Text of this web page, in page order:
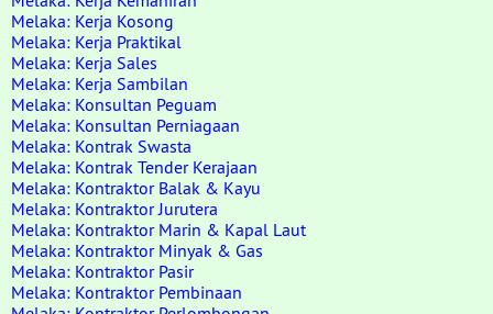
Melaka: Kerja Kosong
Melaka: Kerja Praktikal
Melaka: Kerja Sales
Melaka: Kerja Sambilan
Melaka: Konsultan Peguam
Melaka: Konsultan Perniagaan
Melaka: Kontrak Swasta
Melaka: Kontrak Tender Kerajaan
Melaka: Kontraktor Balak & Kayu
Melaka: Kontraktor Jurutera
Melaka: Kontraktor Marin & Kapal Laut
Melaka: Kontraktor Minyak & Gas
Melaka: Kontraktor Pasir
Melaka: Kontraktor Pembinaan